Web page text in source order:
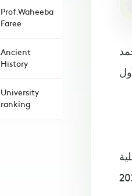
Prof.Waheeba
Faree
Ancient
History
University
ranking